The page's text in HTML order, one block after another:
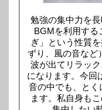
勉強の集中力を
BGMを利用する
ぎ」という性質
ずり、風の音など
波が出てリラッ
になります。今回
音の中でも、とく
ます。私自身も